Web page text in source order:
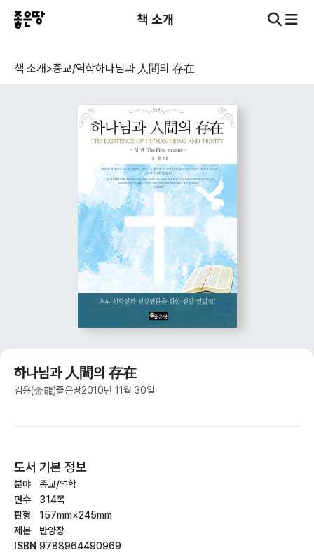
책 소개
책 소개>종교/역학하나님과 人間의 存在
하나님과 人間의 存在
김용(金龍)좋은땅2010년 11월 30일
도서 기본 정보
분야
면수
판형
제본
ISBN
종교/역학
314쪽
157mm×245mm
반양장
9788964490969